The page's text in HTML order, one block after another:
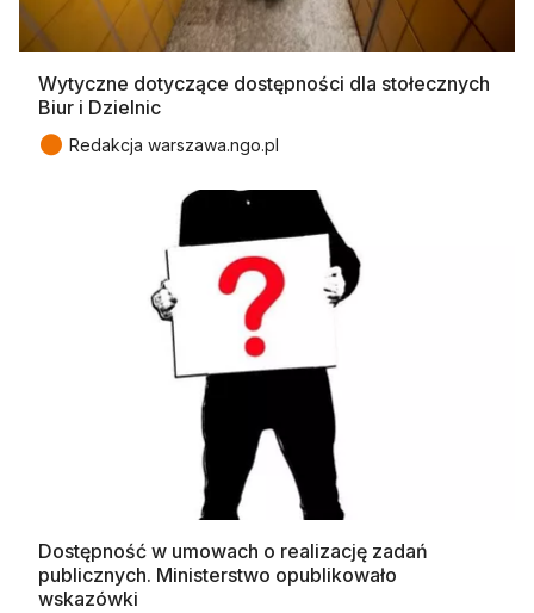
Wytyczne dotyczące dostępności dla stołecznych
Biur i Dzielnic
● Redakcja warszawa.ngo.pl
Dostępność w umowach o realizację zadań
publicznych. Ministerstwo opublikowało
wskazówki